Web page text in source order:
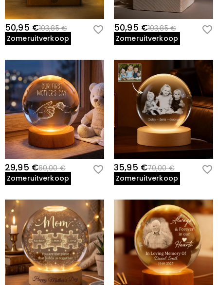
50,95 €103,85 €
Zomeruitverkoop
50,95 €103,85 €
Zomeruitverkoop
29,95 €60,00 €
Zomeruitverkoop
35,95 €70,00 €
Zomeruitverkoop